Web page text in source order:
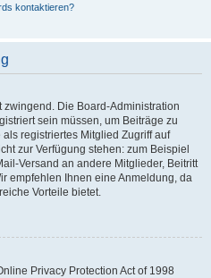
kontaktieren?
Die Board-Administration
sein müssen, um Beiträge zu
registriertes Mitglied Zugriff auf
zur Verfügung stehen: zum Beispiel
Versand an andere Mitglieder, Beitritt
empfehlen Ihnen eine Anmeldung, da
Vorteile bietet.
Privacy Protection Act of 1998